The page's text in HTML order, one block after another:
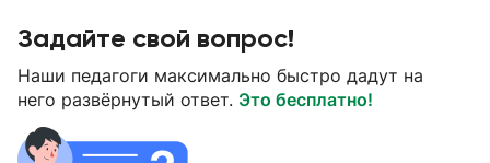
Задайте свой вопрос!
Наши педагоги максимально быстро дадут на
него развёрнутый ответ. Это бесплатно!